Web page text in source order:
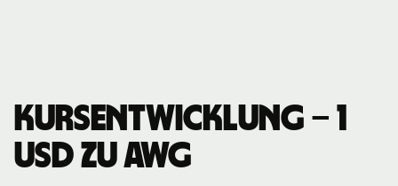
Kursentwicklung – 1
USD zu AWG